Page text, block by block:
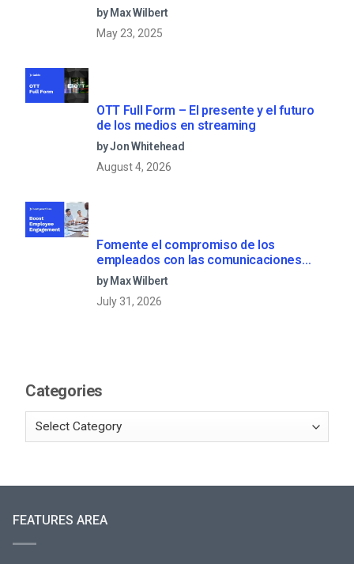
by Max Wilbert
May 23, 2025
OTT Full Form – El presente y el futuro
de los medios en streaming
by Jon Whitehead
August 4, 2026
Fomente el compromiso de los
empleados con las comunicaciones
corporativas en directo
by Max Wilbert
July 31, 2026
Categories
FEATURES AREA